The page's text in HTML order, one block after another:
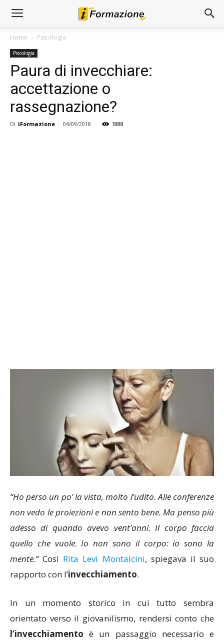
Home Psicologia
Psicologia
Paura di invecchiare:
accettazione o
rassegnazione?
Di iFormazione - 04/09/2018 1888
“Ho perso un po’ la vista, molto l’udito. Alle conferenze
non vedo le proiezioni e non sento bene. Ma penso più
adesso di quando avevo vent’anni. Il corpo faccia
quello che vuole. Io non sono il corpo: io sono la
mente.”Così Rita Levi Montalcini, spiegava il suo
rapporto con l’invecchiamento.
In un momento storico in cui tutto sembra
orientato verso il giovanilismo, rendersi conto che
l’invecchiamento è un passaggio necessario e